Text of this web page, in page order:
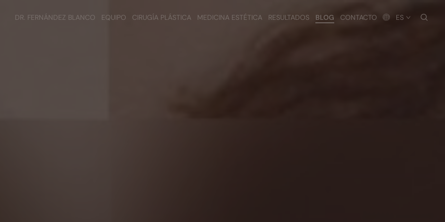
DR. FERNÁNDEZ BLANCO EQUIPO CIRUGÍA PLÁSTICA MEDICINA ESTÉTICA RESULTADOS BLOG CONTACTO ES